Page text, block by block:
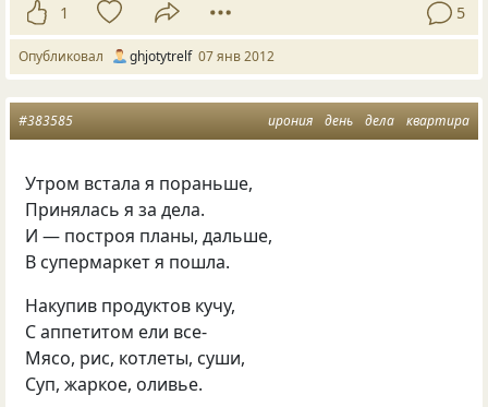
1 5
Опубликовал ghjotytrelf 07 янв 2012
ирония день дела квартира
#383585
Утром встала я пораньше,
Принялась я за дела.
И — построя планы, дальше,
В супермаркет я пошла.
Накупив продуктов кучу,
С аппетитом ели все-
Мясо, рис, котлеты, суши,
Суп, жаркое, оливье.